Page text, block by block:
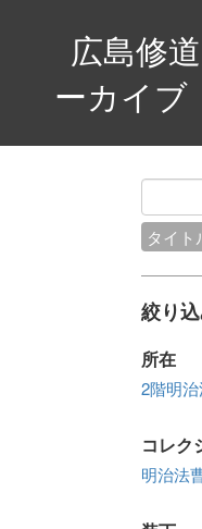
広島修
ーカイブ
タイト
絞り
所在
2階明
コレク
明治法